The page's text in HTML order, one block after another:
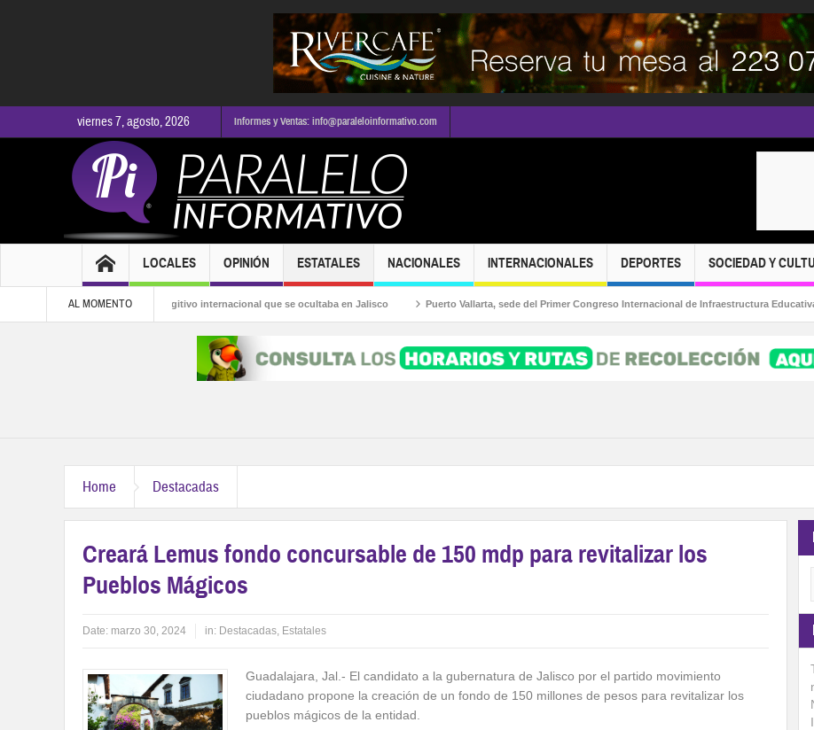
viernes 7, agosto, 2026 Informes y Ventas: info@paraleloinformativo.com
LOCALES OPINIÓN ESTATALES NACIONALES INTERNACIONALES DEPORTES SOCIEDAD Y
AL MOMENTO
Capturan a fugitivo internacional que se ocultaba en Jalisco Puerto Vallarta, sede del Primer Congreso Internacional de Infraestructura Educativa al
Home Destacadas
Creará Lemus fondo concursable de 150 mdp para revitalizar los
Pueblos Mágicos
Date: marzo 30, 2024 in: Destacadas, Estatales
Guadalajara, Jal.- El candidato a la gubernatura de Jalisco por el partido movimiento
ciudadano propone la creación de un fondo de 150 millones de pesos para revitalizar los
pueblos mágicos de la entidad.